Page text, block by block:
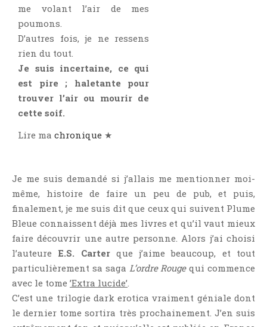
Historique
Horreur
Jeunesse
LGBT
Light Novel
Littérature Belge
Littérature Classique
Littérature Française
Littérature Gay
Littérature Lesbienne
Manga
Nouvelle
Paranormal
Poésie
me volant l’air de mes
poumons.
D’autres fois, je ne ressens
rien du tout.
Je suis incertaine, ce qui
est pire ; haletante pour
trouver l’air ou mourir de
cette soif.
Lire ma chronique ★
Je me suis demandé si j’allais me mentionner moi-
même, histoire de faire un peu de pub, et puis,
finalement, je me suis dit que ceux qui suivent Plume
Bleue connaissent déjà mes livres et qu’il vaut mieux
faire découvrir une autre personne. Alors j’ai choisi
l’auteure E.S. Carterque j’aime beaucoup, et tout
particulièrement sa saga L’ordre Rougequi commence
avec le tome ’Extra lucide’
C’est une trilogie dark erotica vraiment géniale dont
le dernier tome sortira très prochainement. J’en suis